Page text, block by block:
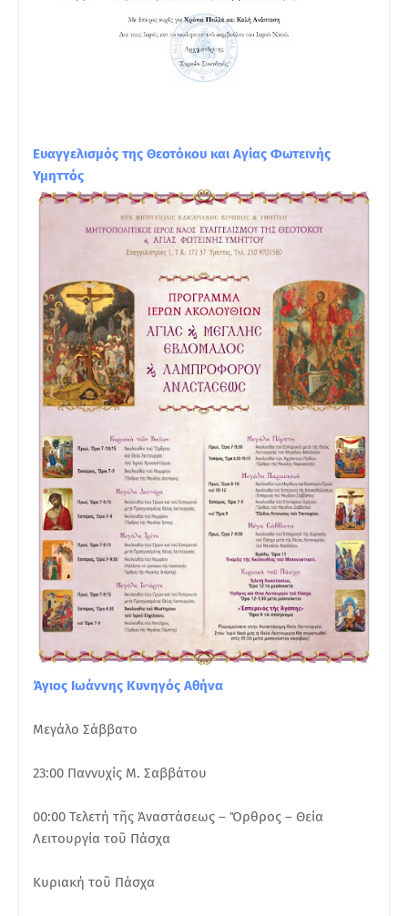
Ευαγγελισμός της Θεοτόκου και Αγίας Φωτεινής
Υμηττός
Άγιος Ιωάννης Κυνηγός Αθήνα
Μεγάλο Σάββατο
23:00 Παννυχίς Μ. Σαββάτου
00:00 Τελετή τῆς Ἀναστάσεως – Ὄρθρος – Θεία
Λειτουργία τοῦ Πάσχα
Κυριακή τοῦ Πάσχα